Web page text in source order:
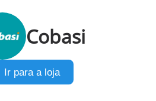
Cobasi
Ir para a loja